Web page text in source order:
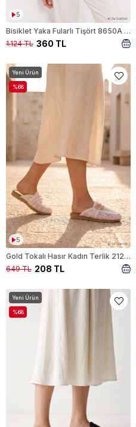
5
Bisiklet Yaka Fularlı Tişört 8650A Bej
360 TL
1.124 TL
5
Gold Tokalı Hasır Kadın Terlik 2129 Beyaz
208 TL
649 TL
Yeni Ürün
%68
Yeni Ürün
%68